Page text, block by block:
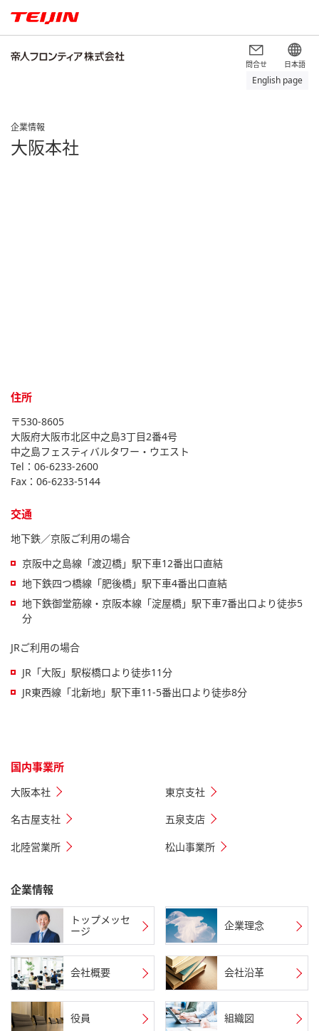
問合せ 日本語
English page
企業情報
大阪本社
住所
〒530-8605
大阪府大阪市北区中之島3丁目2番4号
中之島フェスティバルタワー・ウエスト
Tel： 06-6233-2600
Fax：06-6233-5144
交通
地下鉄／京阪ご利用の場合
京阪中之島線「渡辺橋」駅下車12番出口直結
地下鉄四つ橋線「肥後橋」駅下車4番出口直結
地下鉄御堂筋線・京阪本線「淀屋橋」駅下車7番出口より徒歩5
分
JRご利用の場合
JR「大阪」駅桜橋口より徒歩11分
JR東西線「北新地」駅下車11-5番出口より徒歩8分
国内事業所
大阪本社 東京支社
名古屋支社 五泉支店
北陸営業所 松山事業所
企業情報
トップメッセ
ージ
企業理念
会社概要 会社沿革
役員 組織図